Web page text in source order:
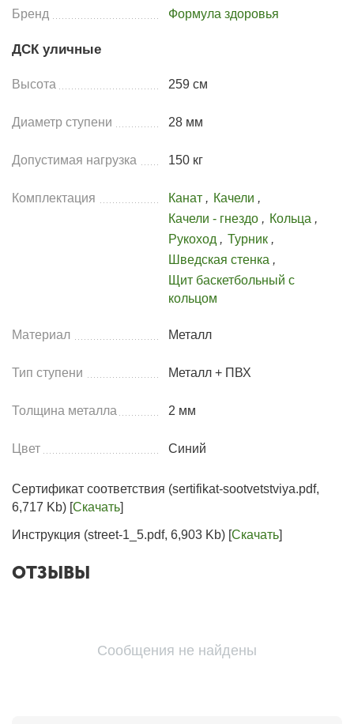
Бренд Формула здоровья
ДСК уличные
Высота 259 см
Диаметр ступени 28 мм
Допустимая нагрузка 150 кг
Комплектация Канат , Качели ,
Качели - гнездо , Кольца ,
Рукоход , Турник ,
Шведская стенка ,
Щит баскетбольный с
кольцом
Материал Металл
Тип ступени Металл + ПВХ
Толщина металла 2 мм
Цвет Синий
Сертификат соответствия (sertifikat-sootvetstviya.pdf,
6,717 Kb) [Скачать]
Инструкция (street-1_5.pdf, 6,903 Kb) [Скачать]
ОТЗЫВЫ
Сообщения не найдены